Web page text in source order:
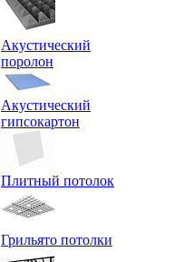
Акустический
поролон
Акустический
гипсокартон
Плитный потолок
Грильято потолки